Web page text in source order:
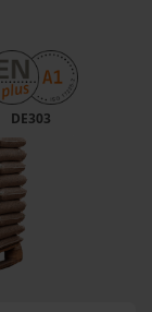
DE303